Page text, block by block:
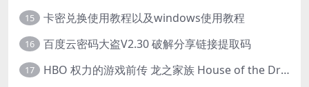
15 卡密兑换使用教程以及windows使用教程
16 百度云密码大盗V2.30 破解分享链接提取码
17 HBO 权力的游戏前传 龙之家族 House of the Dragon (2022) 中字 1080P 更新4集